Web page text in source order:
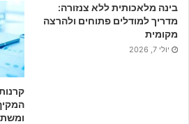
בינה מלאכותית ללא צנזורה:
מדריך למודלים פתוחים ולהרצה
מקומית
יולי 7, 2026